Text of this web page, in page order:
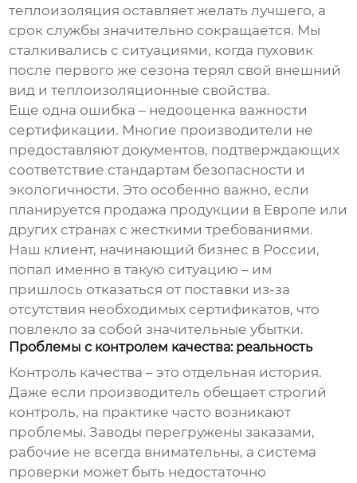
теплоизоляция оставляет желать лучшего, а
срок службы значительно сокращается. Мы
сталкивались с ситуациями, когда пуховик
после первого же сезона терял свой внешний
вид и теплоизоляционные свойства.
Еще одна ошибка – недооценка важности
сертификации. Многие производители не
предоставляют документов, подтверждающих
соответствие стандартам безопасности и
экологичности. Это особенно важно, если
планируется продажа продукции в Европе или
других странах с жесткими требованиями.
Наш клиент, начинающий бизнес в России,
попал именно в такую ситуацию – им
пришлось отказаться от поставки из-за
отсутствия необходимых сертификатов, что
повлекло за собой значительные убытки.
Проблемы с контролем качества: реальность
Контроль качества – это отдельная история.
Даже если производитель обещает строгий
контроль, на практике часто возникают
проблемы. Заводы перегружены заказами,
рабочие не всегда внимательны, а система
проверки может быть недостаточно